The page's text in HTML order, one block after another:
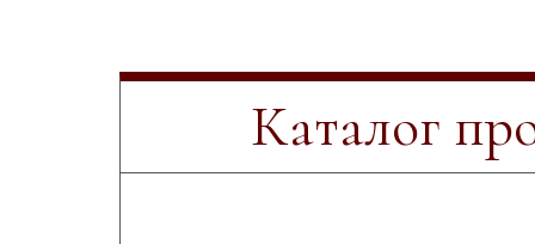
Каталог